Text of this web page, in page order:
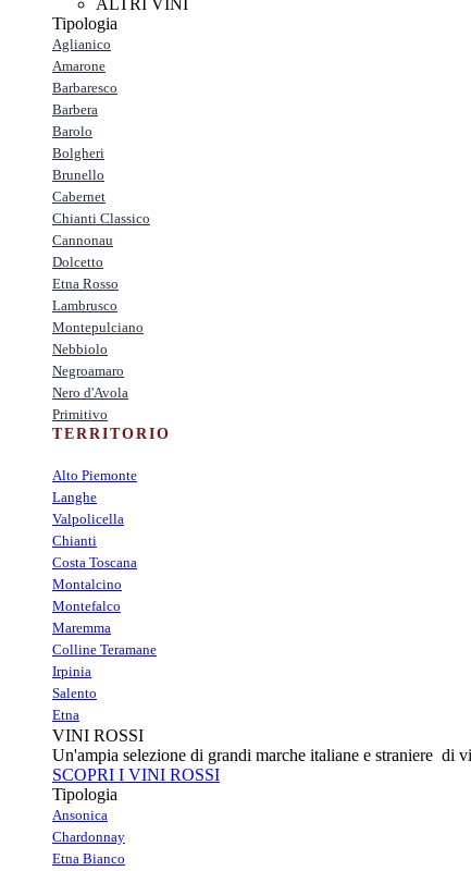
ALTRI VINI
Tipologia
Aglianico
Amarone
Barbaresco
Barbera
Barolo
Bolgheri
Brunello
Cabernet
Chianti Classico
Cannonau
Dolcetto
Etna Rosso
Lambrusco
Montepulciano
Nebbiolo
Negroamaro
Nero d'Avola
Primitivo
TERRITORIO
Alto Piemonte
Langhe
Valpolicella
Chianti
Costa Toscana
Montalcino
Montefalco
Maremma
Colline Teramane
Irpinia
Salento
Etna
VINI ROSSI
Un'ampia selezione di grandi marche italiane e straniere di
SCOPRI I VINI ROSSI
Tipologia
Ansonica
Chardonnay
Etna Bianco